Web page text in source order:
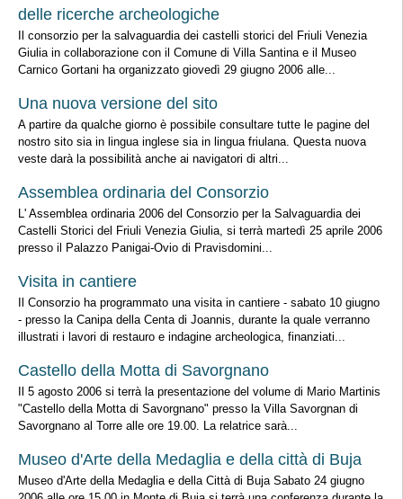
delle ricerche archeologiche
Il consorzio per la salvaguardia dei castelli storici del Friuli Venezia
Giulia in collaborazione con il Comune di Villa Santina e il Museo
Carnico Gortani ha organizzato giovedì 29 giugno 2006 alle...
Una nuova versione del sito
A partire da qualche giorno è possibile consultare tutte le pagine del
nostro sito sia in lingua inglese sia in lingua friulana. Questa nuova
veste darà la possibilità anche ai navigatori di altri...
Assemblea ordinaria del Consorzio
L' Assemblea ordinaria 2006 del Consorzio per la Salvaguardia dei
Castelli Storici del Friuli Venezia Giulia, si terrà martedì 25 aprile 2006
presso il Palazzo Panigai-Ovio di Pravisdomini...
Visita in cantiere
Il Consorzio ha programmato una visita in cantiere - sabato 10 giugno
- presso la Canipa della Centa di Joannis, durante la quale verranno
illustrati i lavori di restauro e indagine archeologica, finanziati...
Castello della Motta di Savorgnano
Il 5 agosto 2006 si terrà la presentazione del volume di Mario Martinis
"Castello della Motta di Savorgnano" presso la Villa Savorgnan di
Savorgnano al Torre alle ore 19.00. La relatrice sarà...
Museo d'Arte della Medaglia e della città di Buja
Museo d'Arte della Medaglia e della Città di Buja Sabato 24 giugno